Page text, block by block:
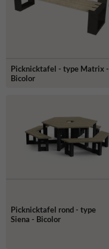
Picknicktafel - type Matrix -
Bicolor
Picknicktafel rond - type
Siena - Bicolor